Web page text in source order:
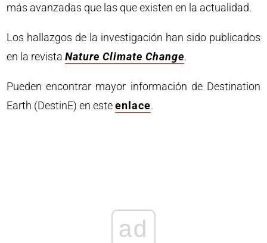
más avanzadas que las que existen en la actualidad.
Los hallazgos de la investigación han sido publicados
en la revistaNature Climate Change.
Pueden encontrar mayor información de Destination
Earth (DestinE) en esteenlace.
ad